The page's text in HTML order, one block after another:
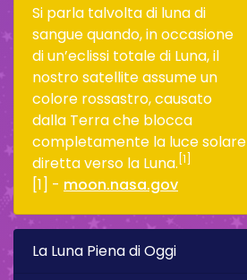
Si parla talvolta di luna di
sangue quando, in occasione
di un’eclissi totale di Luna, il
nostro satellite assume un
colore rossastro, causato
dalla Terra che blocca
completamente la luce solare
diretta verso la Luna. [1]
[1] - moon.nasa.gov
La Luna Piena di Oggi